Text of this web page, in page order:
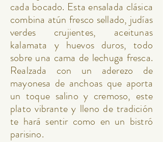
cada bocado. Esta ensalada clásica
combina atún fresco sellado, judías
verdes crujientes, aceitunas
kalamata y huevos duros, todo
sobre una cama de lechuga fresca.
Realzada con un aderezo de
mayonesa de anchoas que aporta
un toque salino y cremoso, este
plato vibrante y lleno de tradición
te hará sentir como en un bistró
parisino.